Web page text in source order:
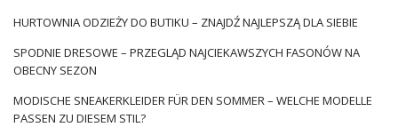
HURTOWNIA ODZIEŻY DO BUTIKU – ZNAJDŹ NAJLEPSZĄ DLA SIEBIE
SPODNIE DRESOWE – PRZEGLĄD NAJCIEKAWSZYCH FASONÓW NA
OBECNY SEZON
MODISCHE SNEAKERKLEIDER FÜR DEN SOMMER – WELCHE MODELLE
PASSEN ZU DIESEM STIL?